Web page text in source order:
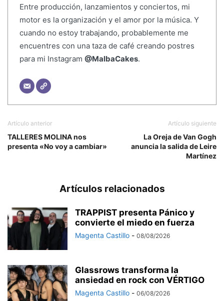
Entre producción, lanzamientos y conciertos, mi
motor es la organización y el amor por la música. Y
cuando no estoy trabajando, probablemente me
encuentres con una taza de café creando postres
para mi Instagram @MalbaCakes.
Artículo anterior
TALLERES MOLINA nos
presenta «No voy a cambiar»
Artículo siguiente
La Oreja de Van Gogh
anuncia la salida de Leire
Martínez
Artículos relacionados
TRAPPIST presenta Pánico y
convierte el miedo en fuerza
Magenta Castillo - 08/08/2026
Glassrows transforma la
ansiedad en rock con VÉRTIGO
Magenta Castillo - 06/08/2026